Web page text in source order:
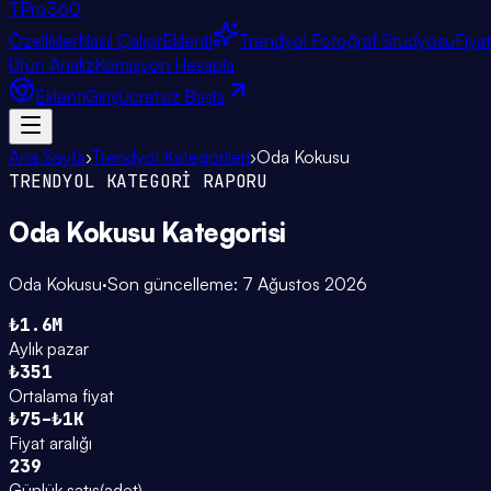
TPro360
ÖzelliklerNasıl ÇalışırEklenti Trendyol Fotoğraf Stüdyosu
Ürün AnalizKomisyon Hesapla
EklentiGirişÜcretsiz Başla
Ana Sayfa›Trendyol Kategorileri›Oda Kokusu
TRENDYOL KATEGORİ RAPORU
Oda Kokusu Kategorisi
Oda Kokusu·Son güncelleme: 7 Ağustos 2026
₺1.6M
Aylık pazar
₺351
Ortalama fiyat
₺75–₺1K
Fiyat aralığı
239